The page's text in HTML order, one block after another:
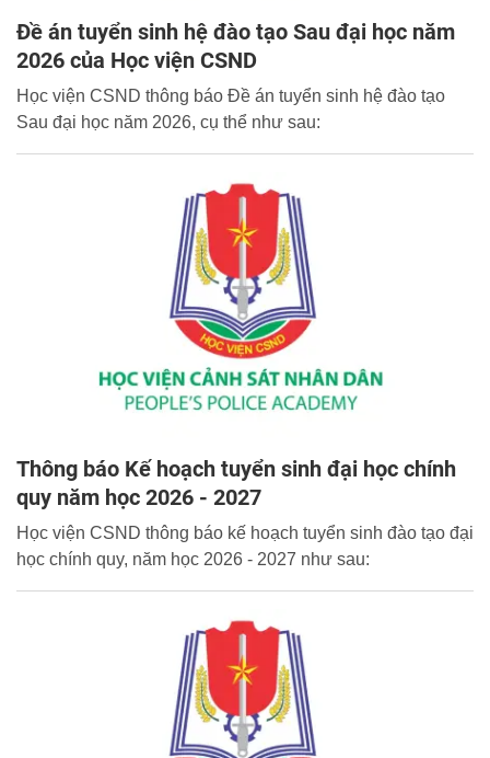
Đề án tuyển sinh hệ đào tạo Sau đại học năm
2026 của Học viện CSND
Học viện CSND thông báo Đề án tuyển sinh hệ đào tạo
Sau đại học năm 2026, cụ thể như sau:
Thông báo Kế hoạch tuyển sinh đại học chính
quy năm học 2026 - 2027
Học viện CSND thông báo kế hoạch tuyển sinh đào tạo đại
học chính quy, năm học 2026 - 2027 như sau: